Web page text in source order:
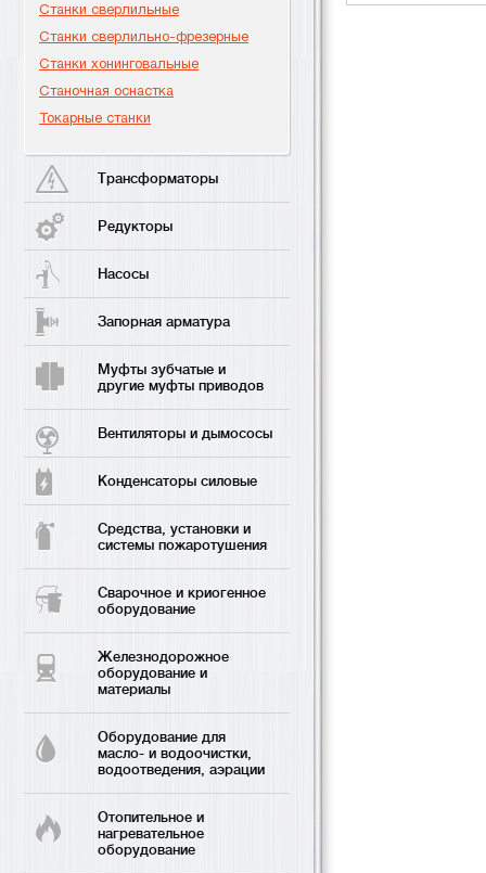
Станки сверлильные
Станки сверлильно-фрезерные
Станки хонинговальные
Станочная оснастка
Токарные станки
Трансформаторы
Редукторы
Насосы
Запорная арматура
Муфты зубчатые и
другие муфты приводов
Вентиляторы и дымососы
Конденсаторы силовые
Средства, установки и
системы пожаротушения
Сварочное и криогенное
оборудование
Железнодорожное
оборудование и
материалы
Оборудование для
масло- и водоочистки,
водоотведения, аэрации
Отопительное и
нагревательное
оборудование